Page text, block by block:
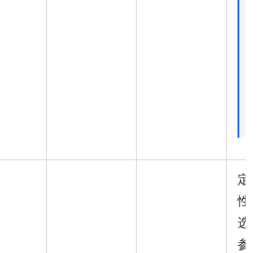
定
性
选
参